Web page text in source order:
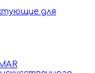
для